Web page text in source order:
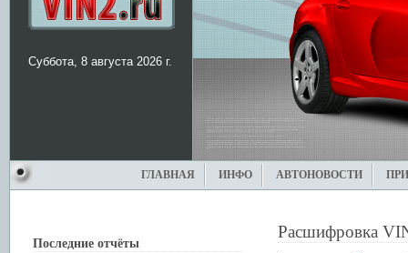
Суббота, 8 августа 2026 г.
ГЛАВНАЯ ИНФО АВТОНОВОСТИ
Последние отчёты
Расшифровка